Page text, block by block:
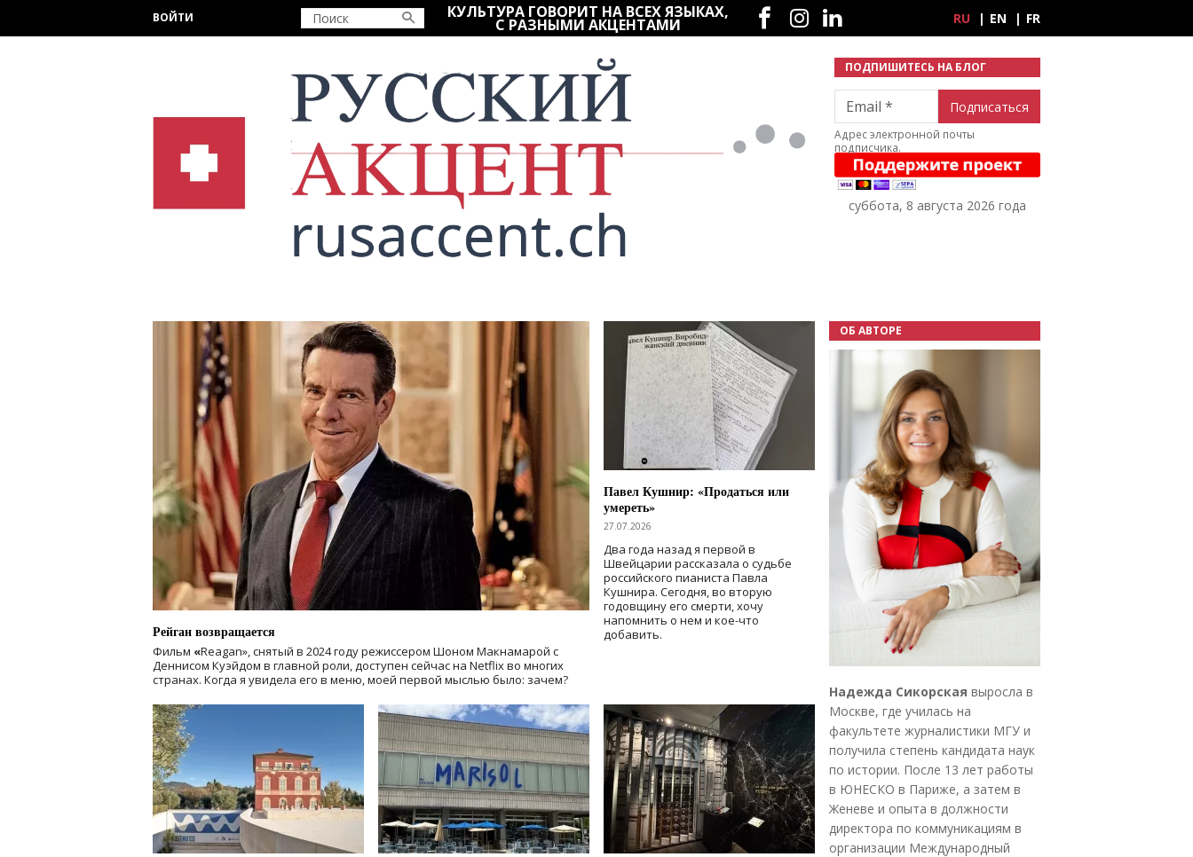
ВОЙТИ КУЛЬТУРА ГОВОРИТ НА ВСЕХ ЯЗЫКАХ,
С РАЗНЫМИ АКЦЕНТАМИ
Социальные сети
RU EN FR
ПОДПИШИТЕСЬ НА БЛОГ
Email
Адрес электронной почты
подписчика.
суббота, 8 августа 2026 года
Рейган возвращается
Фильм «Reagan», снятый в 2024 годурежиссером Шоном Макнамарой с
Деннисом Куэйдом в главной роли, доступен сейчас на Netflix во многих
странах. Когда я увидела его в меню, моей первой мыслью было: зачем?
Павел Кушнир: «Продаться или
умереть»
27.07.2026
Два года назад я первой в
Швейцарии рассказала о судьбе
российского пианиста Павла
Кушнира. Сегодня, во вторую
годовщину его смерти, хочу
напомнить о нем и кое-что
добавить.
ОБ АВТОРЕ
Надежда Сикорская выросла в
Москве, где училась на
факультете журналистики МГУ и
получила степень кандидата наук
по истории. После 13 лет работы
в ЮНЕСКО в Париже, а затем в
Женеве и опыта в должности
директора по коммуникациям в
организации Международный